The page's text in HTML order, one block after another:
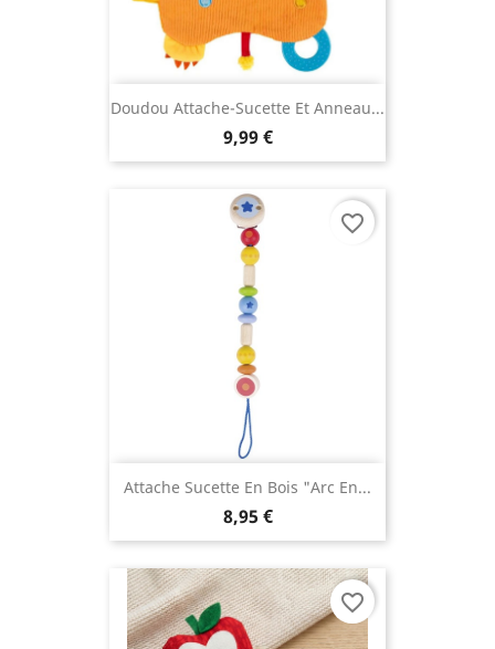
Doudou Attache-Sucette Et Anneau...
9,99 €
Attache Sucette En Bois "Arc En...
8,95 €
favorite_border
favorite_border